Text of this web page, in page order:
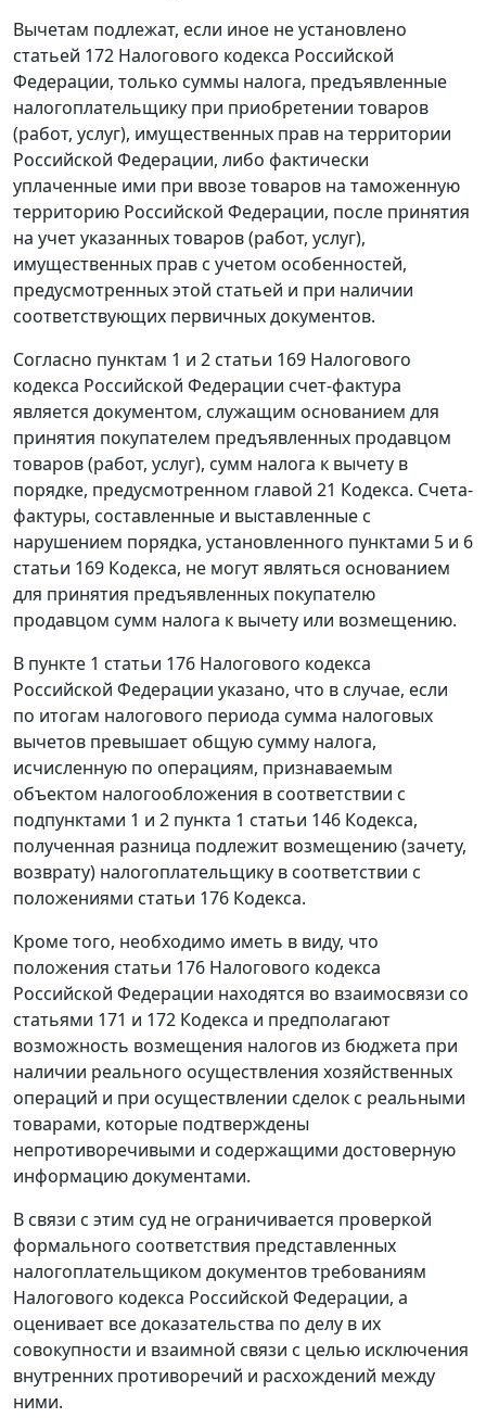
Вычетам подлежат, если иное не установлено
статьей 172 Налогового кодекса Российской
Федерации, только суммы налога, предъявленные
налогоплательщику при приобретении товаров
(работ, услуг), имущественных прав на территории
Российской Федерации, либо фактически
уплаченные ими при ввозе товаров на таможенную
территорию Российской Федерации, после принятия
на учет указанных товаров (работ, услуг),
имущественных прав с учетом особенностей,
предусмотренных этой статьей и при наличии
соответствующих первичных документов.
Согласно пунктам 1 и 2 статьи 169 Налогового
кодекса Российской Федерации счет-фактура
является документом, служащим основанием для
принятия покупателем предъявленных продавцом
товаров (работ, услуг), сумм налога к вычету в
порядке, предусмотренном главой 21 Кодекса. Счета-
фактуры, составленные и выставленные с
нарушением порядка, установленного пунктами 5 и 6
статьи 169 Кодекса, не могут являться основанием
для принятия предъявленных покупателю
продавцом сумм налога к вычету или возмещению.
В пункте 1 статьи 176 Налогового кодекса
Российской Федерации указано, что в случае, если
по итогам налогового периода сумма налоговых
вычетов превышает общую сумму налога,
исчисленную по операциям, признаваемым
объектом налогообложения в соответствии с
подпунктами 1 и 2 пункта 1 статьи 146 Кодекса,
полученная разница подлежит возмещению (зачету,
возврату) налогоплательщику в соответствии с
положениями статьи 176 Кодекса.
Кроме того, необходимо иметь в виду, что
положения статьи 176 Налогового кодекса
Российской Федерации находятся во взаимосвязи со
статьями 171 и 172 Кодекса и предполагают
возможность возмещения налогов из бюджета при
наличии реального осуществления хозяйственных
операций и при осуществлении сделок с реальными
товарами, которые подтверждены
непротиворечивыми и содержащими достоверную
информацию документами.
В связи с этим суд не ограничивается проверкой
формального соответствия представленных
налогоплательщиком документов требованиям
Налогового кодекса Российской Федерации, а
оценивает все доказательства по делу в их
совокупности и взаимной связи с целью исключения
внутренних противоречий и расхождений между
ними.